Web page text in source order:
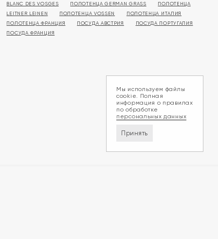
BLANC DES VOSGES
ПОЛОТЕНЦА GERMAN GRASS
ПОЛОТЕНЦА
LEITNER LEINEN
ПОЛОТЕНЦА VOSSEN
ПОЛОТЕНЦА ИТАЛИЯ
ПОЛОТЕНЦА ФРАНЦИЯ
ПОСУДА АВСТРИЯ
ПОСУДА ПОРТУГАЛИЯ
ПОСУДА ФРАНЦИЯ
Мы используем файлы
cookie. Полная
информация о правилах
по обработке
персональных данных
Принять